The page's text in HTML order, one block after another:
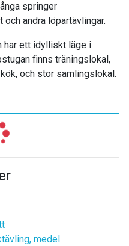
medel
springer
andra löpartävlingar.
har ett idylliskt läge i
finns träningslokal,
och stor samlingslokal.